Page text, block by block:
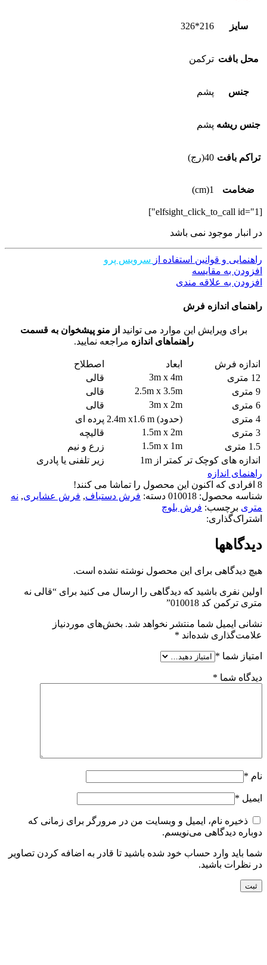
سایز 216*326
محل بافت ترکمن
جنس پشم
جنس ریشه پشم
تراکم بافت 40(رج)
ضخامت 1(cm)
[elfsight_click_to_call id="1"]
در انبار موجود نمی باشد
راهنمایی و قوانین استفاده از سرویس پرو
افزودن به مقایسه
افزودن به علاقه مندی
راهنمای اندازه فرش
برای ویرایش این موارد می توانید از منو پیشخوان به قسمت
راهنماهای اندازه مراجعه نمایید.
اندازه فرش ابعاد
اصطلاح
12 متری
3m x 4m
قالی
9 متری
2.5m x 3.5m
قالی
6 متری
3m x 2m
قالی
4 متری
(حدود) 2.4m x1.6 m
پرده ای
3 متری
1.5m x 2m
قالیچه
1.5 متری
1.5m x 1m
زرع و نیم
اندازه های کوچک تر کمتر از 1m
زیر تلفنی یا پادری
راهنمای اندازه
8 افرادی که اکنون این محصول را تماشا می کنند!
شناسه محصول: 010018 دسته: فرش دستباف, فرش عشایری, نه
متری برچسب: فرش بلوچ
اشتراک‌گذاری:
دیدگاهها
هیچ دیدگاهی برای این محصول نوشته نشده است.
اولین نفری باشید که دیدگاهی را ارسال می کنید برای “قالی نه
متری ترکمن کد 010018”
نشانی ایمیل شما منتشر نخواهد شد. بخش‌های موردنیاز
علامت‌گذاری شده‌اند *
امتیاز شما *
دیدگاه شما *
نام *
ایمیل *
ذخیره نام، ایمیل و وبسایت من در مرورگر برای زمانی که
دوباره دیدگاهی می‌نویسم.
شما باید وارد حساب خود شده باشید تا قادر به اضافه کردن تصاویر
در نظرات باشید.